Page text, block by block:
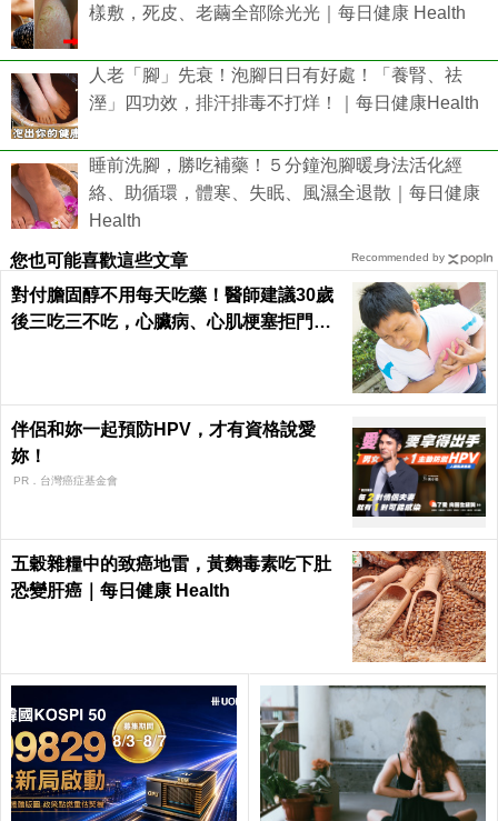
樣敷，死皮、老繭全部除光光｜每日健康 Health
人老「腳」先衰！泡腳日日有好處！「養腎、祛
溼」四功效，排汗排毒不打烊！｜每日健康Health
睡前洗腳，勝吃補藥！５分鐘泡腳暖身法活化經
絡、助循環，體寒、失眠、風濕全退散｜每日健康
Health
您也可能喜歡這些文章
對付膽固醇不用每天吃藥！醫師建議30歲
後三吃三不吃，心臟病、心肌梗塞拒門外
伴侶和妳一起預防HPV，才有資格說愛
妳！
PR．台灣癌症基金會
五穀雜糧中的致癌地雷，黃麴毒素吃下肚
恐變肝癌｜每日健康 Health
Recommended by